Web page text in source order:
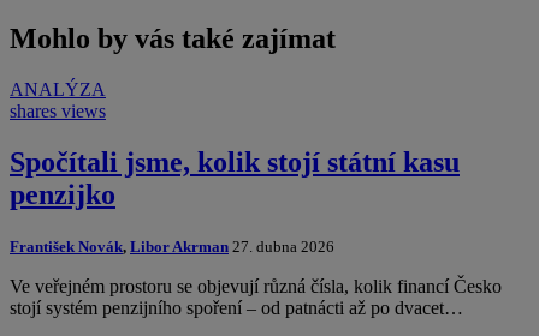
Mohlo by vás také zajímat
ANALÝZA
shares views
Spočítali jsme, kolik stojí státní kasu
penzijko
František Novák, Libor Akrman 27. dubna 2026
Ve veřejném prostoru se objevují různá čísla, kolik financí Česko
stojí systém penzijního spoření – od patnácti až po dvacet…